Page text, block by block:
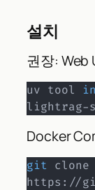
설치
권장: Web
uv tool
lightrag-
Docker
git clone